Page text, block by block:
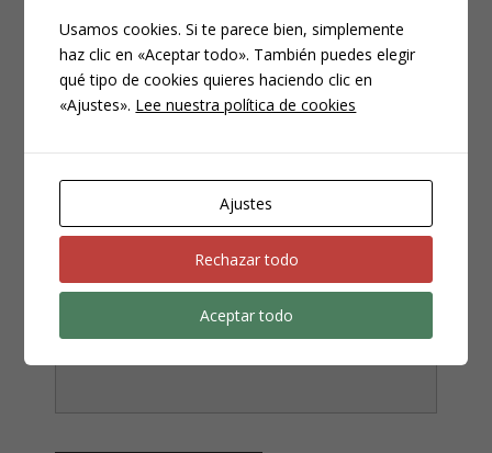
¿NECESITAS UN ABOGADO?
Los campos marcados con* son obligatorios
Nombre *
Teléfono*
Usamos cookies. Si te parece bien, simplemente
haz clic en «Aceptar todo». También puedes elegir
qué tipo de cookies quieres haciendo clic en
«Ajustes». Lee nuestra política de cookies
Ajustes
Rechazar todo
Aceptar todo